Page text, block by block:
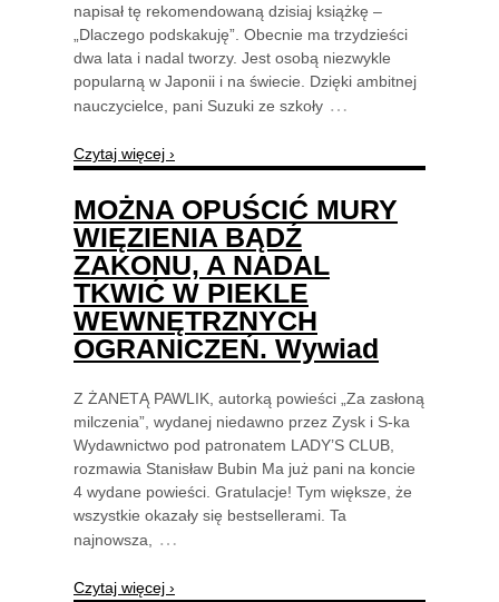
napisał tę rekomendowaną dzisiaj książkę –
„Dlaczego podskakuję”. Obecnie ma trzydzieści
dwa lata i nadal tworzy. Jest osobą niezwykle
popularną w Japonii i na świecie. Dzięki ambitnej
nauczycielce, pani Suzuki ze szkoły …
Czytaj więcej ›
MOŻNA OPUŚCIĆ MURY
WIĘZIENIA BĄDŹ
ZAKONU, A NADAL
TKWIĆ W PIEKLE
WEWNĘTRZNYCH
OGRANICZEŃ. Wywiad
Z ŻANETĄ PAWLIK, autorką powieści „Za zasłoną
milczenia”, wydanej niedawno przez Zysk i S-ka
Wydawnictwo pod patronatem LADY’S CLUB,
rozmawia Stanisław Bubin Ma już pani na koncie
4 wydane powieści. Gratulacje! Tym większe, że
wszystkie okazały się bestsellerami. Ta
najnowsza,
…
Czytaj więcej ›